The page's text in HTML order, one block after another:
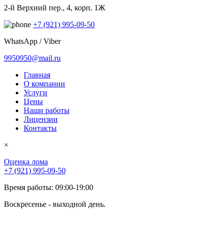
2-й Верхний пер., 4, корп. 1Ж
+7 (921) 995-09-50
WhatsApp / Viber
9950950@mail.ru
Главная
О компании
Услуги
Цены
Наши работы
Лицензии
Контакты
×
Оценка лома
+7 (921) 995-09-50
Время работы: 09:00-19:00
Воскресенье - выходной день.